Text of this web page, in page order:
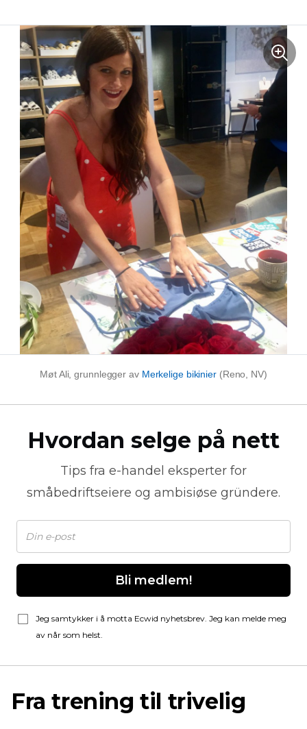
Møt Ali, grunnlegger av Merkelige bikinier(Reno, NV)
Hvordan selge på nett
Tips fra e-handel eksperter for
småbedriftseiere og ambisiøse gründere.
Bli medlem!
Jeg samtykker i å motta Ecwid nyhetsbrev. Jeg kan melde meg
av når som helst.
Fra trening til trivelig